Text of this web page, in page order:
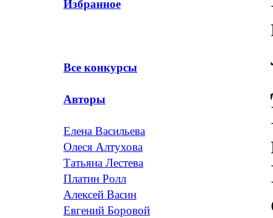
Избранное
Все конкурсы
Авторы
Елена Васильева
Олеся Алтухова
Татьяна Лестева
Платин Ролл
Алексей Васин
Евгений Боровой